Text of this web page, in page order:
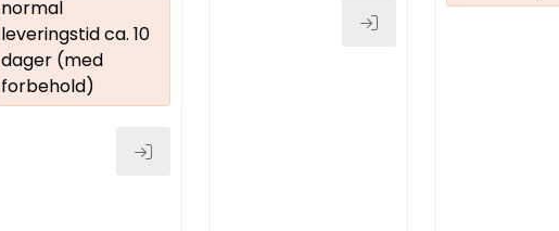
normal
leveringstid ca. 10
dager (med
forbehold)